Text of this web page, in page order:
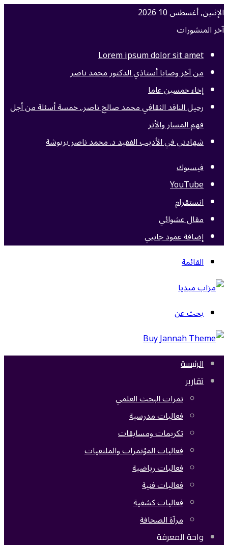
الإثنين, أغسطس 10 2026
آخر المنشورات
Lorem ipsum dolor sit amet
من آخر وصايا أستاذي الدكتور محمد ناصر
إخاء خمسين عاما
رحيل الناقد الثقافي محمد صالح ناصر.. خمسة أسئلة من أجل
فهم المسار والأثر
شهادتي في الأديب الفقيد د. محمد ناصر بربوشة
فيسبوك
‫YouTube
انستقرام
مقال عشوائي
إضافة عمود جانبي
القائمة
بحث عن
الرئيسة
تقارير
ثمرات البحث العلمي
فعاليات مدرسية
تكريمات ومسابقات
فعاليات المؤتمرات والملتقيات
فعاليات رياضية
فعاليات فنية
فعاليات كشفية
مرآة الصحافة
واحة المعرفة